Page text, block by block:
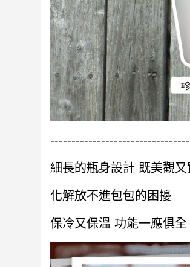
細長的瓶身設計 既美觀又
化解放不進包包的困擾
保冷又保溫 功能一應俱全